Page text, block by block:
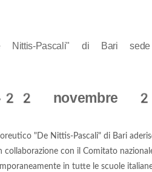
Pascali" di Bari
novembre
"De Nittis-Pascali" di Bari
collaborazione con il Comitato
in tutte le scuole